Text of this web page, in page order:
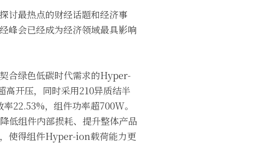
讨最热点的财经话题和经济事
峰会已经成为经济领域最具影响
合绿色低碳时代需求的Hyper-
开压，同时采用210异质结半
22.53%，组件功率超700W。
低组件内部损耗、提升整体产品
使得组件Hyper-ion载荷能力更